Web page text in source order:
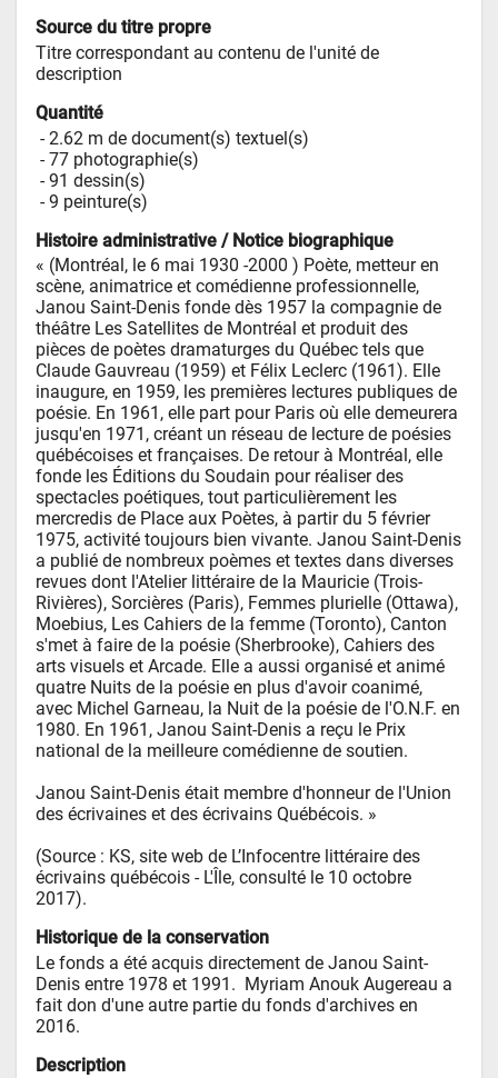
Source du titre propre
Titre correspondant au contenu de l'unité de
description
Quantité
- 2.62 m de document(s) textuel(s)
- 77 photographie(s)
- 91 dessin(s)
- 9 peinture(s)
Histoire administrative / Notice biographique
« (Montréal, le 6 mai 1930 -2000 ) Poète, metteur en
scène, animatrice et comédienne professionnelle,
Janou Saint-Denis fonde dès 1957 la compagnie de
théâtre Les Satellites de Montréal et produit des
pièces de poètes dramaturges du Québec tels que
Claude Gauvreau (1959) et Félix Leclerc (1961). Elle
inaugure, en 1959, les premières lectures publiques de
poésie. En 1961, elle part pour Paris où elle demeurera
jusqu'en 1971, créant un réseau de lecture de poésies
québécoises et françaises. De retour à Montréal, elle
fonde les Éditions du Soudain pour réaliser des
spectacles poétiques, tout particulièrement les
mercredis de Place aux Poètes, à partir du 5 février
1975, activité toujours bien vivante. Janou Saint-Denis
a publié de nombreux poèmes et textes dans diverses
revues dont l'Atelier littéraire de la Mauricie (Trois-
Rivières), Sorcières (Paris), Femmes plurielle (Ottawa),
Moebius, Les Cahiers de la femme (Toronto), Canton
s'met à faire de la poésie (Sherbrooke), Cahiers des
arts visuels et Arcade. Elle a aussi organisé et animé
quatre Nuits de la poésie en plus d'avoir coanimé,
avec Michel Garneau, la Nuit de la poésie de l'O.N.F. en
1980. En 1961, Janou Saint-Denis a reçu le Prix
national de la meilleure comédienne de soutien.
Janou Saint-Denis était membre d'honneur de l'Union
des écrivaines et des écrivains Québécois. »
(Source : KS, site web de L’Infocentre littéraire des
écrivains québécois - L'Île, consulté le 10 octobre
2017).
Historique de la conservation
Le fonds a été acquis directement de Janou Saint-
Denis entre 1978 et 1991.  Myriam Anouk Augereau a
fait don d'une autre partie du fonds d'archives en
2016.
Description